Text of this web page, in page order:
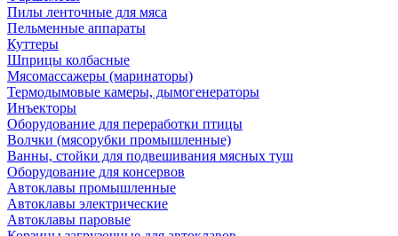
Пилы ленточные для мяса
Пельменные аппараты
Куттеры
Шприцы колбасные
Мясомассажеры (маринаторы)
Термодымовые камеры, дымогенераторы
Инъекторы
Оборудование для переработки птицы
Волчки (мясорубки промышленные)
Ванны, стойки для подвешивания мясных туш
Оборудование для консервов
Автоклавы промышленные
Автоклавы электрические
Автоклавы паровые